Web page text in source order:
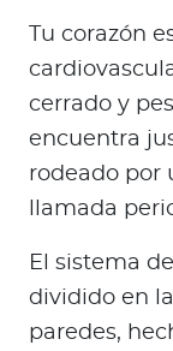
Tu corazón
cerrado y
encuentra
rodeado por
llamada
El sistema
dividido en
paredes,